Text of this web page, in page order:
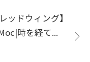
ッドウィング】
時を経て...